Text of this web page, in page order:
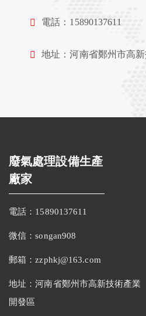
電話：15890137611
地址：河南省鄭州市高
廢氣處理設備生產
廠家
電話：15890137611
微信：songan908
郵箱：zzphkj@163.com
地址：河南省鄭州市高新技術產業
開發區